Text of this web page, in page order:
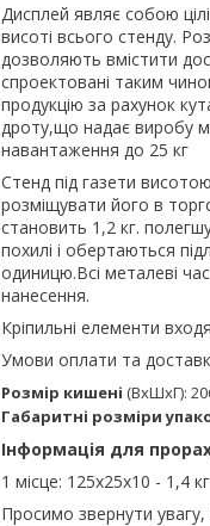
Дисплей являє собою
висоті всього стенду.
дозволяють вмістити
спроектовані таким
продукцію за рахунок
дроту,що надає виробу
навантаження до 25 кг
Стенд під газети
розміщувати його в
становить 1,2 кг.
похилі і обертаються
одиницю.Всі металеві
нанесення.
Кріпильні елементи
Умови оплати та
Розмір кишені (ВхШхГ):
Габаритні розміри
Інформація для
1 місце: 125х25х10 - 1,4 кг
Просимо звернути